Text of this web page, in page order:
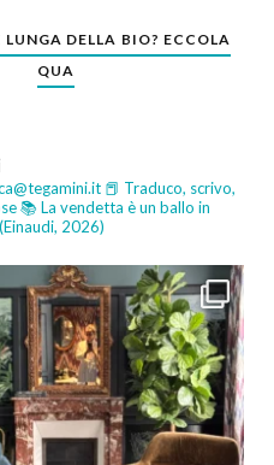
LUNGA DELLA BIO? ECCOLA
QUA
📕 Traduco, scrivo,
📚 La vendetta è un ballo in
2026)